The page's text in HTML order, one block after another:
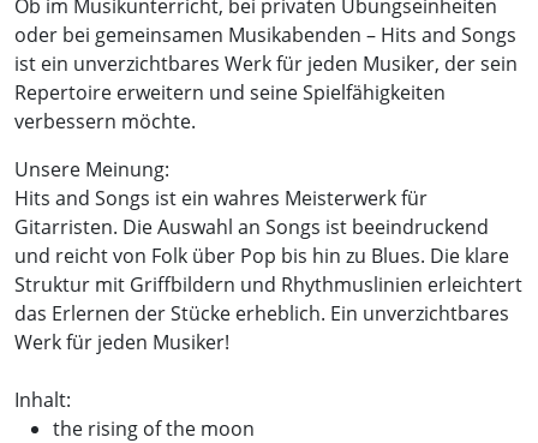
Ob im Musikunterricht, bei privaten Übungseinheiten
oder bei gemeinsamen Musikabenden – Hits and Songs
ist ein unverzichtbares Werk für jeden Musiker, der sein
Repertoire erweitern und seine Spielfähigkeiten
verbessern möchte.
Unsere Meinung:
Hits and Songs ist ein wahres Meisterwerk für
Gitarristen. Die Auswahl an Songs ist beeindruckend
und reicht von Folk über Pop bis hin zu Blues. Die klare
Struktur mit Griffbildern und Rhythmuslinien erleichtert
das Erlernen der Stücke erheblich. Ein unverzichtbares
Werk für jeden Musiker!
Inhalt:
the rising of the moon